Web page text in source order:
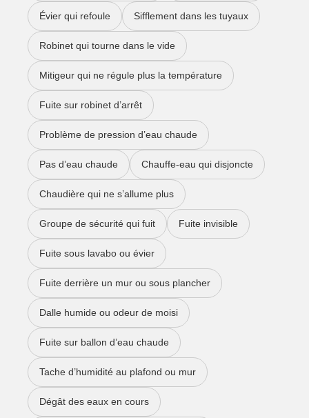
Évier qui refoule Sifflement dans les tuyaux
Robinet qui tourne dans le vide
Mitigeur qui ne régule plus la température
Fuite sur robinet d’arrêt
Problème de pression d’eau chaude
Pas d’eau chaude Chauffe-eau qui disjoncte
Chaudière qui ne s’allume plus
Groupe de sécurité qui fuit Fuite invisible
Fuite sous lavabo ou évier
Fuite derrière un mur ou sous plancher
Dalle humide ou odeur de moisi
Fuite sur ballon d’eau chaude
Tache d’humidité au plafond ou mur
Dégât des eaux en cours